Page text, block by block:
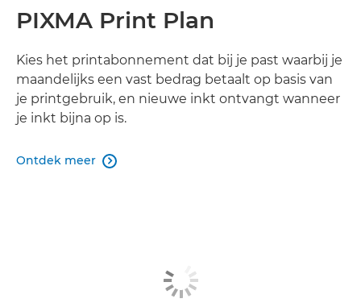
PIXMA Print Plan
Kies het printabonnement dat bij je past waarbij je
maandelijks een vast bedrag betaalt op basis van
je printgebruik, en nieuwe inkt ontvangt wanneer
je inkt bijna op is.
Ontdek meer 